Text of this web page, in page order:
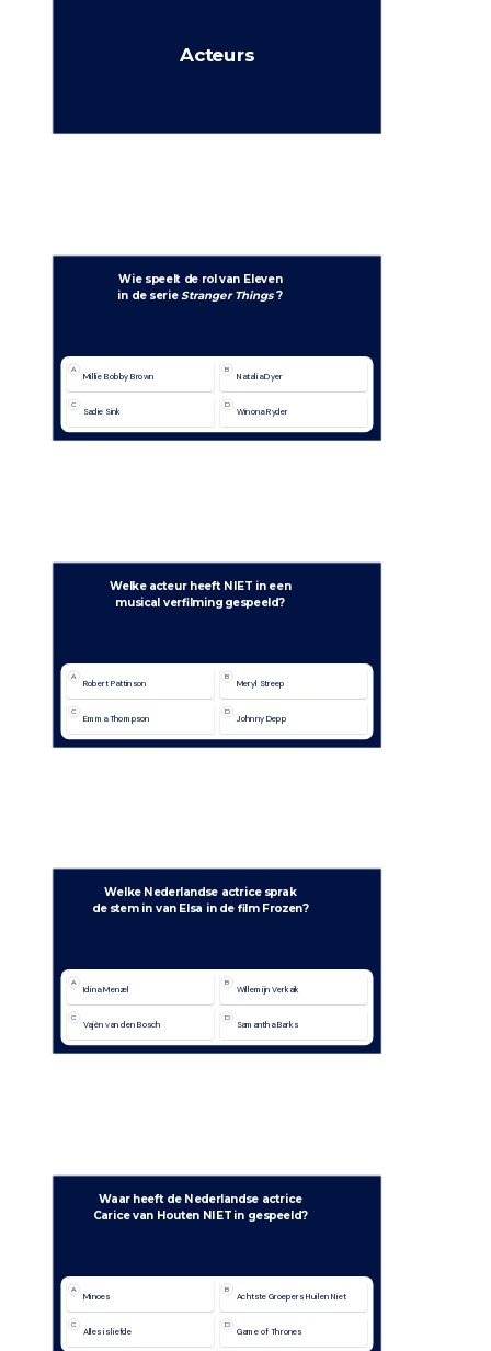
Acteurs
Wie speelt de rol van Eleven
in de serie Stranger Things ?
A
Millie Bobby Brown
B
Natalia Dyer
C
Sadie Sink
D
Winona Ryder
Welke acteur heeft NIET in een
musical verfilming gespeeld?
A
Robert Pattinson
B
Meryl Streep
C
Emma Thompson
D
Johnny Depp
Welke Nederlandse actrice sprak
de stem in van Elsa in de film Frozen?
A
Idina Menzel
B
Willemijn Verkaik
C
Vajèn van den Bosch
D
Samantha Barks
Waar heeft de Nederlandse actrice
Carice van Houten NIET in gespeeld?
A
Minoes
B
Achtste Groepers Huilen Niet
C
Alles is liefde
D
Game of Thrones